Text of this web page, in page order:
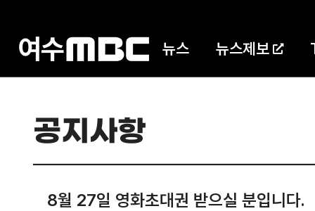
뉴스 뉴스제보
공지사항
8월 27일 영화초대권 받으실 분입니다.